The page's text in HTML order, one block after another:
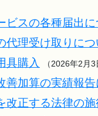
ビスの各種届出に
代理受け取りにつ
具購入 （2026年2月3
善加算の実績報告
改正する法律の